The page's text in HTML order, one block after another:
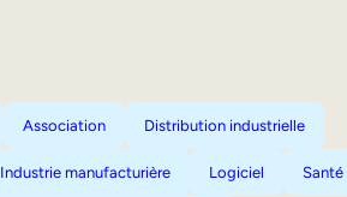
Association Distribution industrielle
Industrie manufacturière Logiciel Santé